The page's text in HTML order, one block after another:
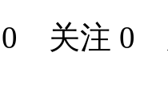
关注 0